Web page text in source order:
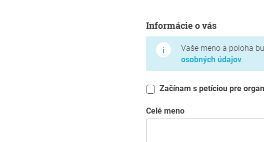
Informácie o vás
Vaše meno a poloha
osobných údajov.
Začínam s petíciou pre
Celé meno